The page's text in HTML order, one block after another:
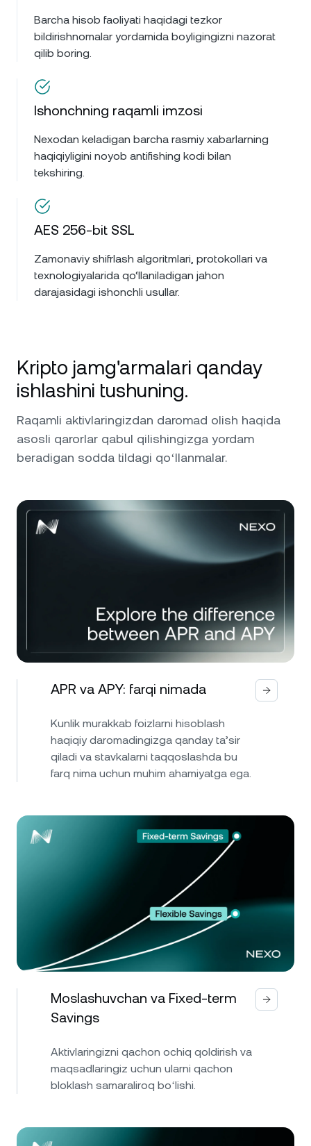
Barcha hisob faoliyati haqidagi tezkor
bildirishnomalar yordamida boyligingizni nazorat
qilib boring.
Ishonchning raqamli imzosi
Nexodan keladigan barcha rasmiy xabarlarning
haqiqiyligini noyob antifishing kodi bilan
tekshiring.
AES 256-bit SSL
Zamonaviy shifrlash algoritmlari, protokollari va
texnologiyalarida qo‘llaniladigan jahon
darajasidagi ishonchli usullar.
Kripto jamg'armalari qanday
ishlashini tushuning.
Raqamli aktivlaringizdan daromad olish haqida
asosli qarorlar qabul qilishingizga yordam
beradigan sodda tildagi qoʻllanmalar.
APR va APY: farqi nimada
Kunlik murakkab foizlarni hisoblash
haqiqiy daromadingizga qanday ta’sir
qiladi va stavkalarni taqqoslashda bu
farq nima uchun muhim ahamiyatga ega.
Moslashuvchan va Fixed-term
Savings
Aktivlaringizni qachon ochiq qoldirish va
maqsadlaringiz uchun ularni qachon
bloklash samaraliroq boʻlishi.